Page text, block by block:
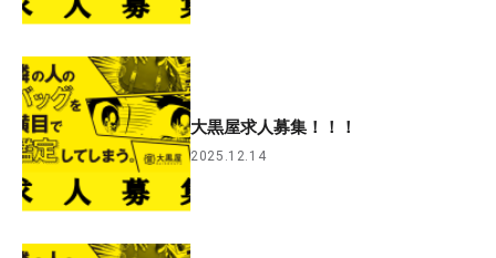
大黒屋求人募集！！！
2025.12.14